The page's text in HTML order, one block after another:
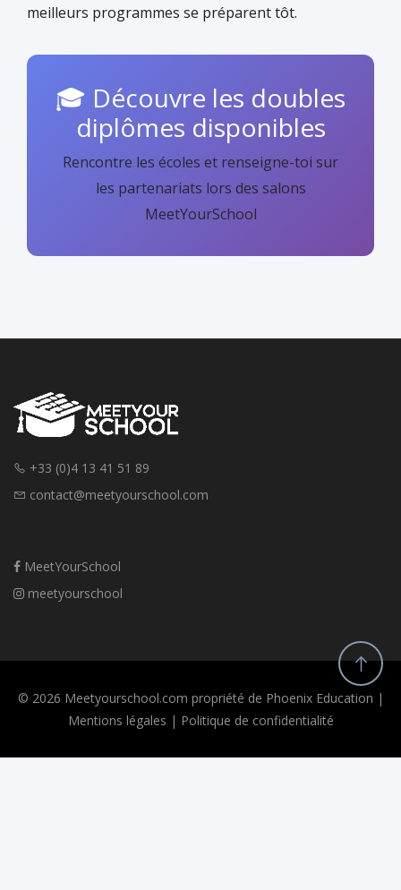
meilleurs programmes se préparent tôt.
🎓 Découvre les doubles
diplômes disponibles
Rencontre les écoles et renseigne-toi sur
les partenariats lors des salons
MeetYourSchool
+33 (0)4 13 41 51 89
contact@meetyourschool.com
MeetYourSchool
meetyourschool
© 2026 Meetyourschool.com propriété de Phoenix Education |
Mentions légales | Politique de confidentialité